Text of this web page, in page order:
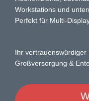
Workstations und
Perfekt für Multi-
Ihr vertrauenswürdiger
Großversorgung &